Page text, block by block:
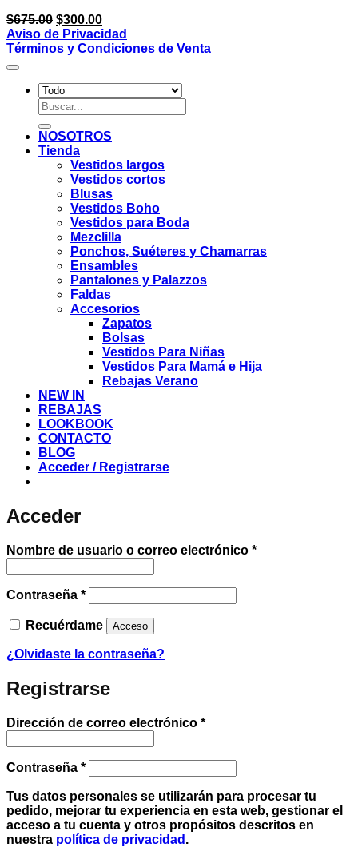
$675.00 El
precio
original
$300.00El
precio
actual
Aviso de Privacidad
Términos y Condiciones de Venta
Buscar
por:
NOSOTROS
Tienda
Vestidos largos
Vestidos cortos
Blusas
Vestidos Boho
Vestidos para Boda
Mezclilla
Ponchos, Suéteres y Chamarras
Ensambles
Pantalones y Palazzos
Faldas
Accesorios
Zapatos
Bolsas
Vestidos Para Niñas
Vestidos Para Mamá e Hija
Rebajas Verano
NEW IN
REBAJAS
LOOKBOOK
CONTACTO
BLOG
Acceder / Registrarse
Acceder
Nombre de usuario o correo electrónico *Obligatorio
Contraseña *Obligatorio
Recuérdame Acceso
¿Olvidaste la contraseña?
Registrarse
Dirección de correo electrónico *Obligatorio
Contraseña *Obligatorio
Tus datos personales se utilizarán para procesar tu
pedido, mejorar tu experiencia en esta web, gestionar el
acceso a tu cuenta y otros propósitos descritos en
nuestra política de privacidad .